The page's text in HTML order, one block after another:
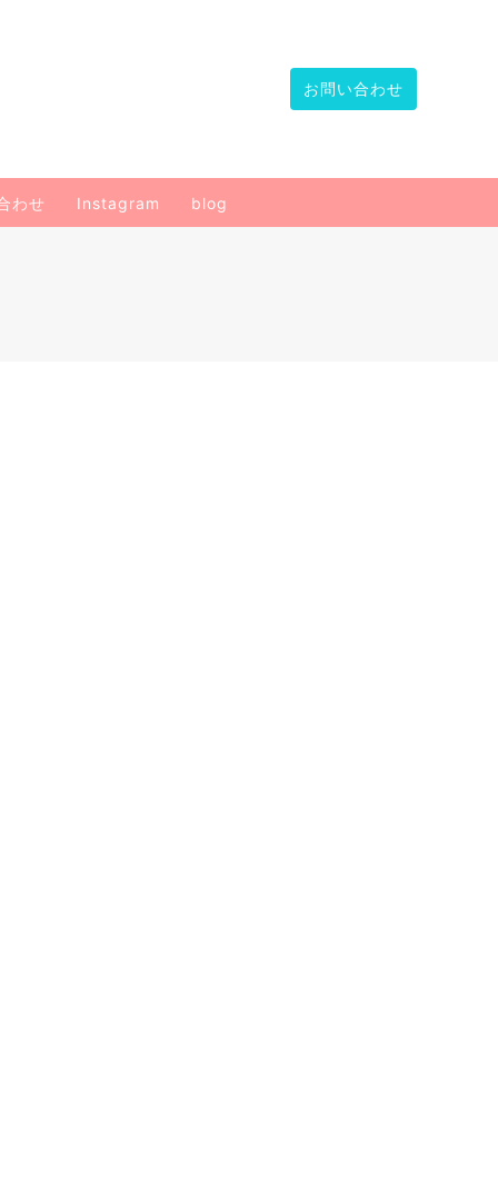
お問い合わせ
わせ Instagram blog